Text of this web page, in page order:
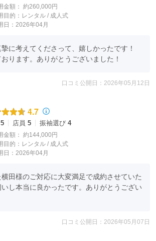
金額： 約260,000円
目的： レンタル / 成人式
日：2026年04月
に考えてくださって、嬉しかったです！
ります。ありがとうございました！
口コミ公開日：2026年05月12日
4.7
5 店員 5 振袖選び 4
金額： 約144,000円
目的： レンタル / 成人式
日：2026年04月
田様のご対応に大変満足で成約させていた
し本当に良かったです。ありがとうござい
口コミ公開日：2026年05月07日